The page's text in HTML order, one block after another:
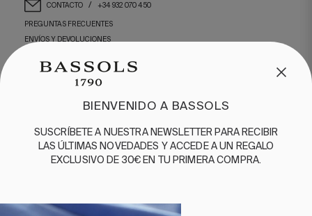
NUESTRA HISTORIA
SOMOS SOSTENIBLES
BASSOLS BUSINESS
CONTACTO / +34 932 070 450
PREGUNTAS FRECUENTES
ENVÍOS Y DEVOLUCIONES
ENGLISH ESPAÑOL FRANÇAIS
SÍGUENOS
BIENVENIDO A BASSOLS
SUSCRÍBETE A NUESTRA NEWSLETTER PARA RECIBIR
LAS ÚLTIMAS NOVEDADES Y ACCEDE A UN REGALO
EXCLUSIVO DE 30€ EN TU PRIMERA COMPRA.